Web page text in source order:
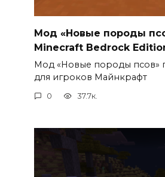
Мод «Новые породы
Minecraft Bedrock
Мод «Новые породы псов»
для игроков Майнкрафт
0 37.7к.